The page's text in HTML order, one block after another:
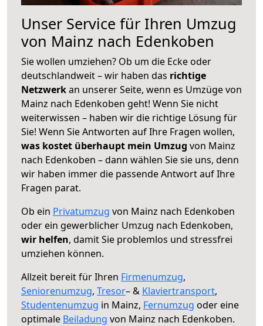
Unser Service für Ihren Umzug
von Mainz nach Edenkoben
Sie wollen umziehen? Ob um die Ecke oder
deutschlandweit – wir haben das richtige
Netzwerkan unserer Seite, wenn es Umzüge von
Mainz nach Edenkoben geht! Wenn Sie nicht
weiterwissen – haben wir die richtige Lösung für
Sie! Wenn Sie Antworten auf Ihre Fragen wollen,
was kostet überhaupt mein Umzug von Mainz
nach Edenkoben – dann wählen Sie sie uns, denn
wir haben immer die passende Antwort auf Ihre
Fragen parat.
Ob ein Privatumzug von Mainz nach Edenkoben
oder ein gewerblicher Umzug nach Edenkoben,
wir helfen, damit Sie problemlos und stressfrei
umziehen können.
Allzeit bereit für Ihren Firmenumzug,
Seniorenumzug, Tresor– & Klaviertransport,
Studentenumzug in Mainz, Fernumzug oder eine
optimale Beiladung von Mainz nach Edenkoben.